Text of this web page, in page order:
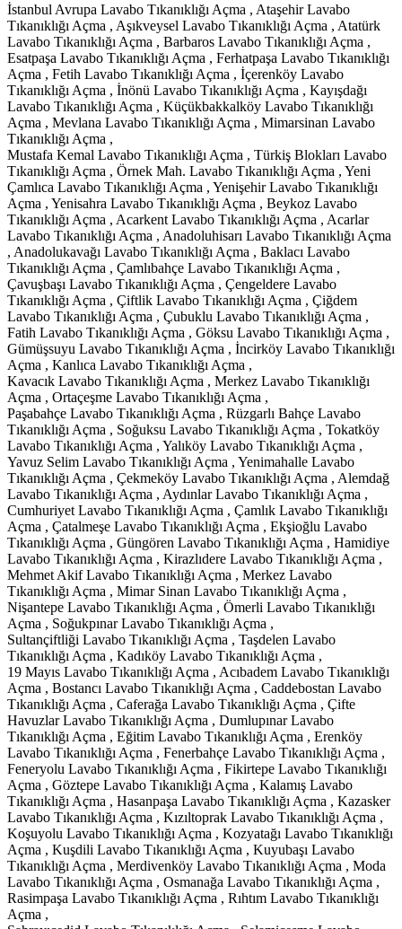
İstanbul Avrupa Lavabo Tıkanıklığı Açma , Ataşehir Lavabo
Tıkanıklığı Açma , Aşıkveysel Lavabo Tıkanıklığı Açma , Atatürk
Lavabo Tıkanıklığı Açma , Barbaros Lavabo Tıkanıklığı Açma ,
Esatpaşa Lavabo Tıkanıklığı Açma , Ferhatpaşa Lavabo Tıkanıklığı
Açma , Fetih Lavabo Tıkanıklığı Açma , İçerenköy Lavabo
Tıkanıklığı Açma , İnönü Lavabo Tıkanıklığı Açma , Kayışdağı
Lavabo Tıkanıklığı Açma , Küçükbakkalköy Lavabo Tıkanıklığı
Açma , Mevlana Lavabo Tıkanıklığı Açma , Mimarsinan Lavabo
Tıkanıklığı Açma ,
Mustafa Kemal Lavabo Tıkanıklığı Açma , Türkiş Blokları Lavabo
Tıkanıklığı Açma , Örnek Mah. Lavabo Tıkanıklığı Açma , Yeni
Çamlıca Lavabo Tıkanıklığı Açma , Yenişehir Lavabo Tıkanıklığı
Açma , Yenisahra Lavabo Tıkanıklığı Açma , Beykoz Lavabo
Tıkanıklığı Açma , Acarkent Lavabo Tıkanıklığı Açma , Acarlar
Lavabo Tıkanıklığı Açma , Anadoluhisarı Lavabo Tıkanıklığı Açma
, Anadolukavağı Lavabo Tıkanıklığı Açma , Baklacı Lavabo
Tıkanıklığı Açma , Çamlıbahçe Lavabo Tıkanıklığı Açma ,
Çavuşbaşı Lavabo Tıkanıklığı Açma , Çengeldere Lavabo
Tıkanıklığı Açma , Çiftlik Lavabo Tıkanıklığı Açma , Çiğdem
Lavabo Tıkanıklığı Açma , Çubuklu Lavabo Tıkanıklığı Açma ,
Fatih Lavabo Tıkanıklığı Açma , Göksu Lavabo Tıkanıklığı Açma ,
Gümüşsuyu Lavabo Tıkanıklığı Açma , İncirköy Lavabo Tıkanıklığı
Açma , Kanlıca Lavabo Tıkanıklığı Açma ,
Kavacık Lavabo Tıkanıklığı Açma , Merkez Lavabo Tıkanıklığı
Açma , Ortaçeşme Lavabo Tıkanıklığı Açma ,
Paşabahçe Lavabo Tıkanıklığı Açma , Rüzgarlı Bahçe Lavabo
Tıkanıklığı Açma , Soğuksu Lavabo Tıkanıklığı Açma , Tokatköy
Lavabo Tıkanıklığı Açma , Yalıköy Lavabo Tıkanıklığı Açma ,
Yavuz Selim Lavabo Tıkanıklığı Açma , Yenimahalle Lavabo
Tıkanıklığı Açma , Çekmeköy Lavabo Tıkanıklığı Açma , Alemdağ
Lavabo Tıkanıklığı Açma , Aydınlar Lavabo Tıkanıklığı Açma ,
Cumhuriyet Lavabo Tıkanıklığı Açma , Çamlık Lavabo Tıkanıklığı
Açma , Çatalmeşe Lavabo Tıkanıklığı Açma , Ekşioğlu Lavabo
Tıkanıklığı Açma , Güngören Lavabo Tıkanıklığı Açma , Hamidiye
Lavabo Tıkanıklığı Açma , Kirazlıdere Lavabo Tıkanıklığı Açma ,
Mehmet Akif Lavabo Tıkanıklığı Açma , Merkez Lavabo
Tıkanıklığı Açma , Mimar Sinan Lavabo Tıkanıklığı Açma ,
Nişantepe Lavabo Tıkanıklığı Açma , Ömerli Lavabo Tıkanıklığı
Açma , Soğukpınar Lavabo Tıkanıklığı Açma ,
Sultançiftliği Lavabo Tıkanıklığı Açma , Taşdelen Lavabo
Tıkanıklığı Açma , Kadıköy Lavabo Tıkanıklığı Açma ,
19 Mayıs Lavabo Tıkanıklığı Açma , Acıbadem Lavabo Tıkanıklığı
Açma , Bostancı Lavabo Tıkanıklığı Açma , Caddebostan Lavabo
Tıkanıklığı Açma , Caferağa Lavabo Tıkanıklığı Açma , Çifte
Havuzlar Lavabo Tıkanıklığı Açma , Dumlupınar Lavabo
Tıkanıklığı Açma , Eğitim Lavabo Tıkanıklığı Açma , Erenköy
Lavabo Tıkanıklığı Açma , Fenerbahçe Lavabo Tıkanıklığı Açma ,
Feneryolu Lavabo Tıkanıklığı Açma , Fikirtepe Lavabo Tıkanıklığı
Açma , Göztepe Lavabo Tıkanıklığı Açma , Kalamış Lavabo
Tıkanıklığı Açma , Hasanpaşa Lavabo Tıkanıklığı Açma , Kazasker
Lavabo Tıkanıklığı Açma , Kızıltoprak Lavabo Tıkanıklığı Açma ,
Koşuyolu Lavabo Tıkanıklığı Açma , Kozyatağı Lavabo Tıkanıklığı
Açma , Kuşdili Lavabo Tıkanıklığı Açma , Kuyubaşı Lavabo
Tıkanıklığı Açma , Merdivenköy Lavabo Tıkanıklığı Açma , Moda
Lavabo Tıkanıklığı Açma , Osmanağa Lavabo Tıkanıklığı Açma ,
Rasimpaşa Lavabo Tıkanıklığı Açma , Rıhtım Lavabo Tıkanıklığı
Açma ,